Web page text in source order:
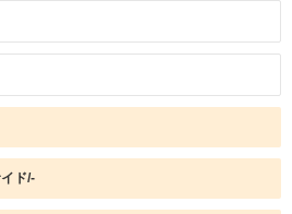
ド/-